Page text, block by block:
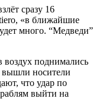
сразу 16
«в ближайшие
много. “Медведи”
поднимались
носители
что удар по
выйти на